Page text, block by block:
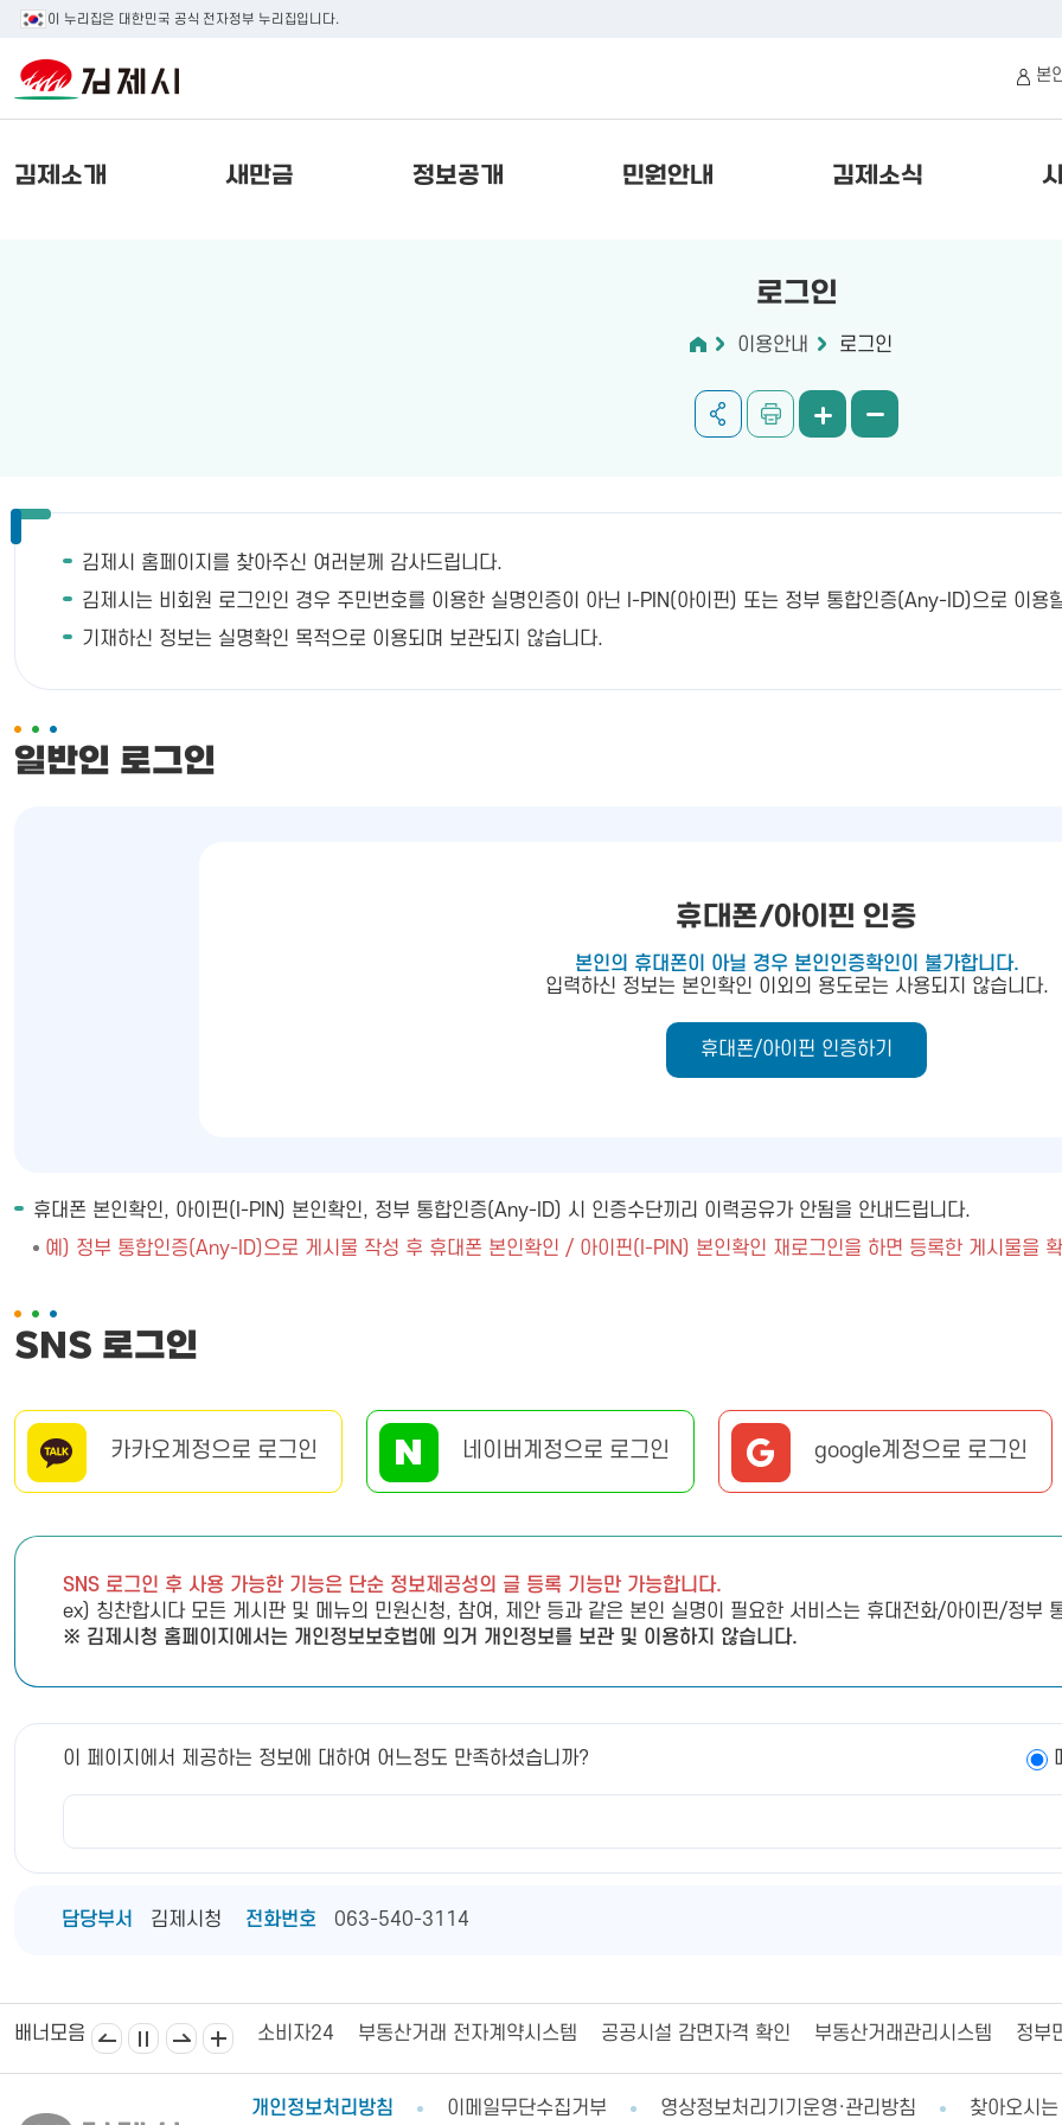
이 누리집은 대한민국 공식 전자정부 누리집입니다.
김제소개 새만금 정보공개 민원안내 김제소식
본
로그인
이용안내 로그인
김제시 홈페이지를 찾아주신 여러분께 감사드립니다.
김제시는 비회원 로그인인 경우 주민번호를 이용한 실명인증이 아닌 I-PIN(아이핀) 또는 정부 통합인증(Any-ID)으로 이용
기재하신 정보는 실명확인 목적으로 이용되며 보관되지 않습니다.
일반인 로그인
휴대폰/아이핀 인증
본인의 휴대폰이 아닐 경우 본인인증확인이 불가합니다.
입력하신 정보는 본인확인 이외의 용도로는 사용되지 않습니다.
휴대폰/아이핀 인증하기
휴대폰 본인확인, 아이핀(I-PIN) 본인확인, 정부 통합인증(Any-ID) 시 인증수단끼리 이력공유가 안됨을 안내드립니다.
예) 정부 통합인증(Any-ID)으로 게시물 작성 후 휴대폰 본인확인 / 아이핀(I-PIN) 본인확인 재로그인을 하면 등록한 게시물을
SNS 로그인
카카오계정으로 로그인 네이버계정으로 로그인 google계정으로 로그인
SNS 로그인 후 사용 가능한 기능은 단순 정보제공성의 글 등록 기능만 가능합니다.
ex) 칭찬합시다 모든 게시판 및 메뉴의 민원신청, 참여, 제안 등과 같은 본인 실명이 필요한 서비스는 휴대전화/아이핀/정부
※ 김제시청 홈페이지에서는 개인정보보호법에 의거 개인정보를 보관 및 이용하지 않습니다.
이 페이지에서 제공하는 정보에 대하여 어느정도 만족하셨습니까?
담당부서 김제시청 전화번호 063-540-3114
배너모음
제상공회의소 김제시의회 소비자24 부동산거래 전자계약시스템 공공시설 감면자격 확인 부동산거래관리시스템 정부
개인정보처리방침 이메일무단수집거부 영상정보처리기기운영·관리방침 찾아오시